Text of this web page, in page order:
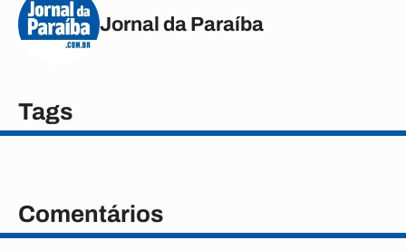
Jornal da Paraíba
Tags
Comentários